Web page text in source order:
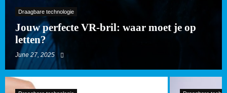
Draagbare technologie
Jouw perfecte VR-bril: waar moet je op
letten?
June 27, 2025